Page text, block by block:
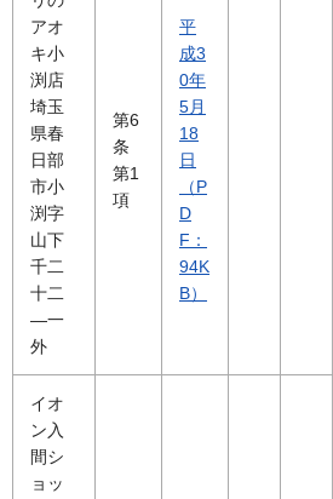
アオ
キ小
渕店
埼玉
県春
日部
市小
渕字
山下
千二
十二
―一
外
第6
条
第1
項
平
成3
0年
5月
18
日
（P
D
F：
94K
B）
イオ
ン入
間シ
ョッ